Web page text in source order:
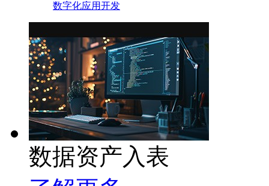
数字化应用开发
数据资产入表